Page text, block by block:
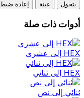
يتحول عينة إعادة ضبط
أدوات ذات صلة
HEX إلى عشري
HEX إلى ثنائي
ثنائي إلى نص